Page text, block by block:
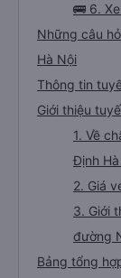
🚌 6.
Những câu
Hà Nội
Thông tin
Giới thiệu
1. Về
Định
2. Giá
3. Giới
đường
Bảng tổng